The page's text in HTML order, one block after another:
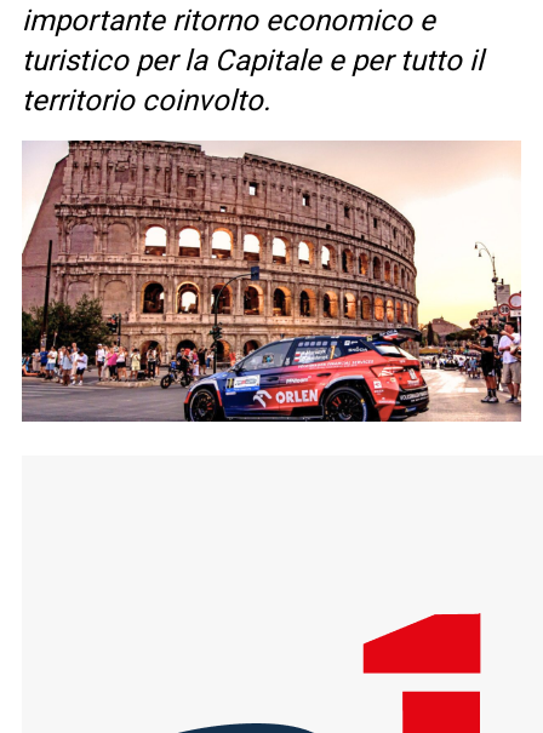
importante ritorno economico e
turistico per la Capitale e per tutto il
territorio coinvolto.